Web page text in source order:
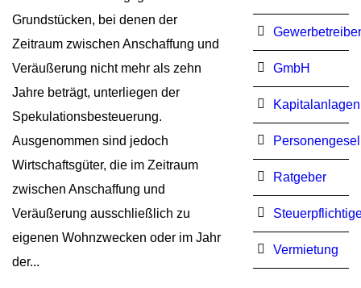
Grundstücken, bei denen der
Zeitraum zwischen Anschaffung und
Veräußerung nicht mehr als zehn
Jahre beträgt, unterliegen der
Spekulationsbesteuerung.
Ausgenommen sind jedoch
Wirtschaftsgüter, die im Zeitraum
zwischen Anschaffung und
Veräußerung ausschließlich zu
eigenen Wohnzwecken oder im Jahr
der...
GmbH
Kapitalanlagen
Ratgeber
Vermietung